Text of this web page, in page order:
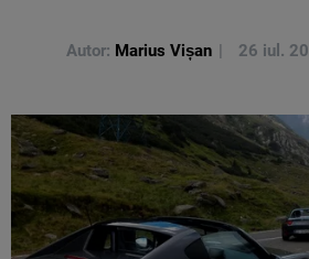
Autor: Marius Vișan 26 iul.